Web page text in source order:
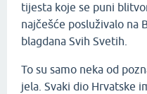
tijesta koje se puni
najčešće posluživalo na
blagdana Svih Svetih.
To su samo neka od
jela. Svaki dio Hrvatske